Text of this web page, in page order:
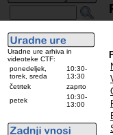
Uradne ure arhiva in
videoteke CTF:
ponedeljek,
torek, sreda
10:30-
13:30
četrtek
zaprto
petek
10:30-
13:00